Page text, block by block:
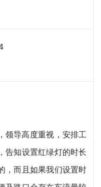
领导高度重视，安排工
告知设置红绿灯的时长
，而且如果我们设置时